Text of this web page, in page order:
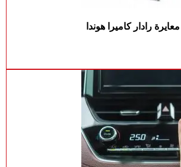
معايرة رادار كاميرا هوندا